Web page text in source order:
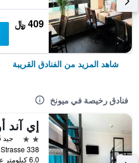
409 ﷼
شاهد المزيد من الفنادق القريبة
فنادق رخيصة في ميونخ
2 نجمتين
جيد 7.5
6.0 كيلومتر عن وسط المدينة